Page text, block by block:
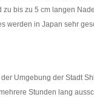
bis zu 5 cm langen
werden in Japan sehr
Umgebung der Stadt
Stunden lang